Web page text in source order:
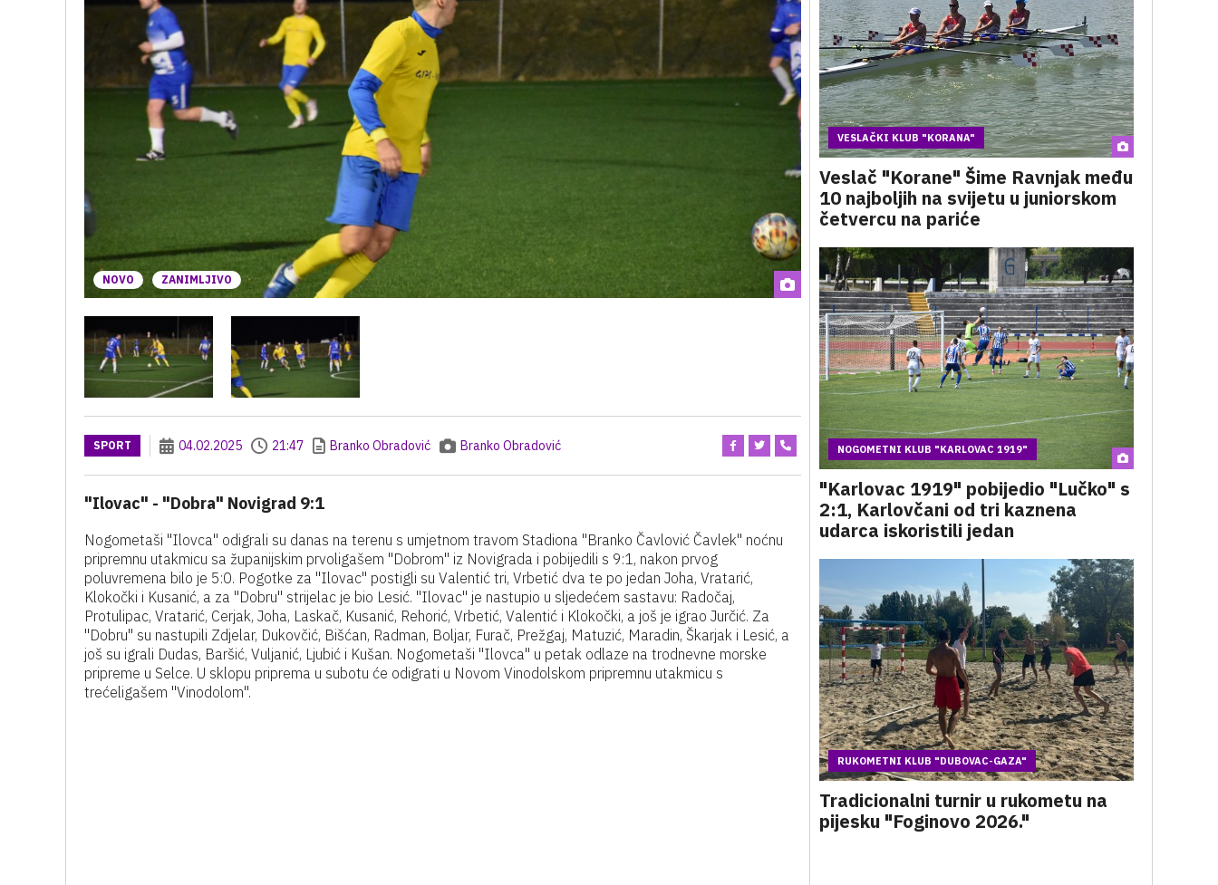
NOVO ZANIMLJIVO
SPORT 04.02.2025 21:47 Branko Obradović Branko Obradović
"Ilovac" - "Dobra" Novigrad 9:1
Nogometaši "Ilovca" odigrali su danas na terenu s umjetnom travom Stadiona "Branko Čavlović Čavlek" noćnu
pripremnu utakmicu sa županijskim prvoligašem "Dobrom" iz Novigrada i pobijedili s 9:1, nakon prvog
poluvremena bilo je 5:0. Pogotke za "Ilovac" postigli su Valentić tri, Vrbetić dva te po jedan Joha, Vratarić,
Klokočki i Kusanić, a za "Dobru" strijelac je bio Lesić. "Ilovac" je nastupio u sljedećem sastavu: Radočaj,
Protulipac, Vratarić, Cerjak, Joha, Laskač, Kusanić, Rehorić, Vrbetić, Valentić i Klokočki, a još je igrao Jurčić. Za
"Dobru" su nastupili Zdjelar, Dukovčić, Bišćan, Radman, Boljar, Furač, Prežgaj, Matuzić, Maradin, Škarjak i Lesić, a
još su igrali Dudas, Baršić, Vuljanić, Ljubić i Kušan. Nogometaši "Ilovca" u petak odlaze na trodnevne morske
pripreme u Selce. U sklopu priprema u subotu će odigrati u Novom Vinodolskom pripremnu utakmicu s
trećeligašem "Vinodolom".
VESLAČKI KLUB "KORANA"
Veslač "Korane" Šime Ravnjak među
10 najboljih na svijetu u juniorskom
četvercu na pariće
NOGOMETNI KLUB "KARLOVAC 1919"
"Karlovac 1919" pobijedio "Lučko" s
2:1, Karlovčani od tri kaznena
udarca iskoristili jedan
RUKOMETNI KLUB "DUBOVAC-GAZA"
Tradicionalni turnir u rukometu na
pijesku "Foginovo 2026."